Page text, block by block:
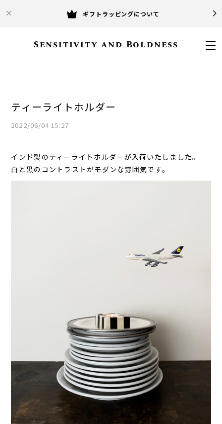
ギフトラッピングについて
Sensitivity and Boldness
ティーライトホルダー
2022/06/04 15:27
インド製のティーライトホルダーが入荷いたしました。
白と黒のコントラストがモダンな雰囲気です。